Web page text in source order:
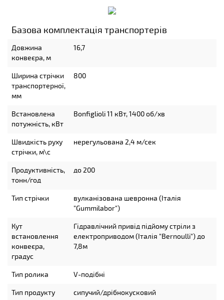
Базова комплектація транспортерів
Довжина
конвеєра, м
16,7
Ширина стрічки
транспортерної,
мм
800
Встановлена
потужність, кВт
Bonfiglioli 11 кВт, 1400 об/хв
Швидкість руху
стрічки, м\с
нерегульована 2,4 м/сек
Продуктивність,
тонн/год
до 200
Тип стрічки
вулканізована шевронна (Італія
"Gummilabor")
Кут
встановлення
конвеєра,
градус
Гідравлічний привід підйому стріли з
електроприводом (Італія "Bernoulli") до
7,8м
Тип ролика V-подібні
Тип продукту сипучий/дрібнокусковий